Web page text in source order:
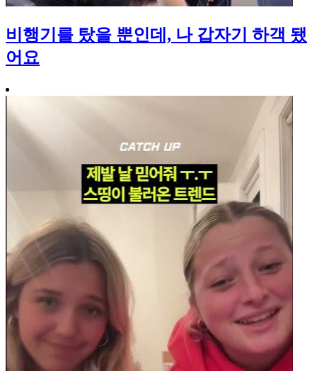
비행기를 탔을 뿐인데, 나 갑자기 하객 됐
어요